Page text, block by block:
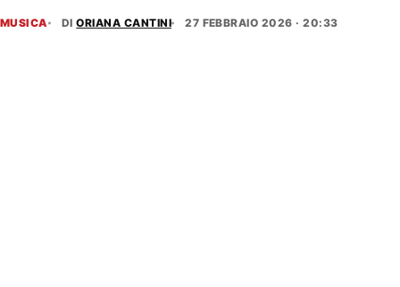
MUSICA DIORIANA CANTINI 27 FEBBRAIO 2026 · 20:33